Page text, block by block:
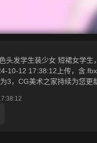
头发学生装少女 短裙女学
10-12 17:38:12上传，含
3，CG美术之家持续为您更